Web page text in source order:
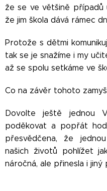
že se ve většině případů
že jim škola dává rámec
Protože s dětmi
tak se je snažíme i my
až se spolu setkáme ve
Co na závěr tohoto
Dovolte ještě jednou
poděkovat a popřát
přesvědčena, že
našich životů pohlížet
náročná, ale přinesla i jiný